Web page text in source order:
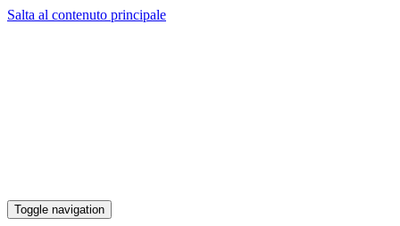
Salta al contenuto principale
Toggle navigation